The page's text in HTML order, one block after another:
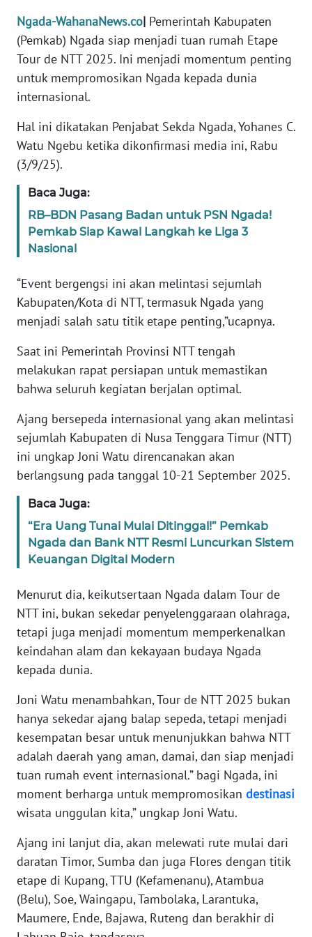
Ngada-WahanaNews.co| Pemerintah Kabupaten
(Pemkab) Ngada siap menjadi tuan rumah Etape
Tour de NTT 2025. Ini menjadi momentum penting
untuk mempromosikan Ngada kepada dunia
internasional.
Hal ini dikatakan Penjabat Sekda Ngada, Yohanes C.
Watu Ngebu ketika dikonfirmasi media ini, Rabu
(3/9/25).
Baca Juga:
RB–BDN Pasang Badan untuk PSN Ngada!
Pemkab Siap Kawal Langkah ke Liga 3
Nasional
“Event bergengsi ini akan melintasi sejumlah
Kabupaten/Kota di NTT, termasuk Ngada yang
menjadi salah satu titik etape penting,”ucapnya.
Saat ini Pemerintah Provinsi NTT tengah
melakukan rapat persiapan untuk memastikan
bahwa seluruh kegiatan berjalan optimal.
Ajang bersepeda internasional yang akan melintasi
sejumlah Kabupaten di Nusa Tenggara Timur (NTT)
ini ungkap Joni Watu direncanakan akan
berlangsung pada tanggal 10-21 September 2025.
Baca Juga:
“Era Uang Tunai Mulai Ditinggal!” Pemkab
Ngada dan Bank NTT Resmi Luncurkan Sistem
Keuangan Digital Modern
Menurut dia, keikutsertaan Ngada dalam Tour de
NTT ini, bukan sekedar penyelenggaraan olahraga,
tetapi juga menjadi momentum memperkenalkan
keindahan alam dan kekayaan budaya Ngada
kepada dunia.
Joni Watu menambahkan, Tour de NTT 2025 bukan
hanya sekedar ajang balap sepeda, tetapi menjadi
kesempatan besar untuk menunjukkan bahwa NTT
adalah daerah yang aman, damai, dan siap menjadi
tuan rumah event internasional.” bagi Ngada, ini
moment berharga untuk mempromosikan destinasi
wisata unggulan kita,” ungkap Joni Watu.
Ajang ini lanjut dia, akan melewati rute mulai dari
daratan Timor, Sumba dan juga Flores dengan titik
etape di Kupang, TTU (Kefamenanu), Atambua
(Belu), Soe, Waingapu, Tambolaka, Larantuka,
Maumere, Ende, Bajawa, Ruteng dan berakhir di
MEDIA
SIBER
DISCLAIMER
WN
SUMUT
JAKARTA
WN
JABAR
WN
BANTEN
WN
NTT
WN
WN
PAPUA
WN
PAPUA
BARAT
WN
WN
SERAMBI
WN
SULTRA
WN
NTB